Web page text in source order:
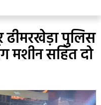
पुलिस
मशीन सहित दो